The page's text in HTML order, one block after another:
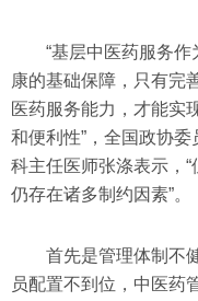
“基层中医药服务
康的基础保障，只有完
医药服务能力，才能实
和便利性”，全国政协
科主任医师张涤表示，
仍存在诸多制约因素”。
首先是管理体制不
员配置不到位，中医药